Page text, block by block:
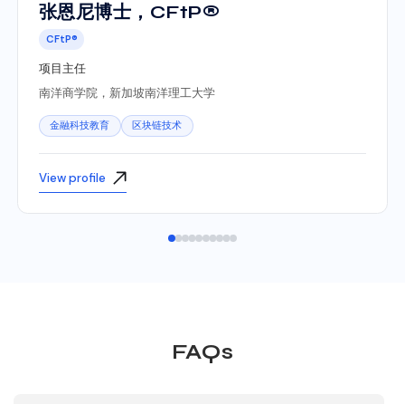
张恩尼博士，CFtP®
CFtP®
项目主任
南洋商学院，新加坡南洋理工大学
金融科技教育 区块链技术
View profile
FAQs